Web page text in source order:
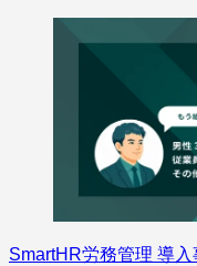
SmartHR労務管理 導